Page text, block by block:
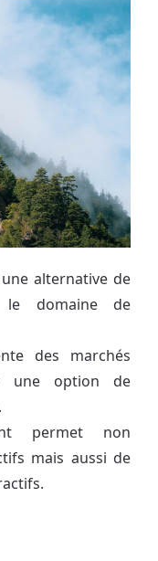
alternative de
domaine de
des marchés
une option de
permet non
mais aussi de